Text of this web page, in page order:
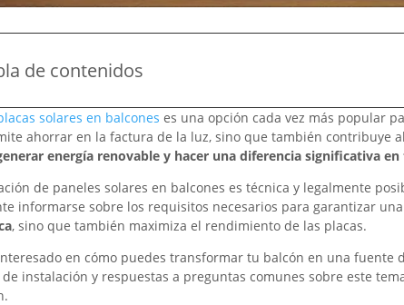
de contenidos
solares en balcones es una opción cada vez más popular
ahorrar en la factura de la luz, sino que también contribuye
energía renovable y hacer una diferencia significativa
de paneles solares en balcones es técnica y legalmente
informarse sobre los requisitos necesarios para garantizar
, sino que también maximiza el rendimiento de las placas.
en cómo puedes transformar tu balcón en una
de instalación y respuestas a preguntas comunes sobre este